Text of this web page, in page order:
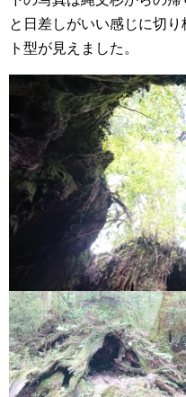
と日差しがいい感じに切
ト型が見えました。